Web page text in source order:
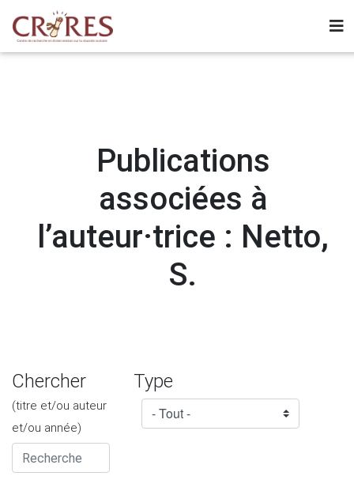
Publications
associées à
l’auteur·trice : Netto,
S.
Chercher
(titre et/ou auteur
et/ou année)
Type